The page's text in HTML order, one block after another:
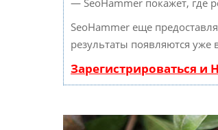
— SeoHammer покажет, где
SeoHammer еще
результаты появляются
Зарегистрироваться и